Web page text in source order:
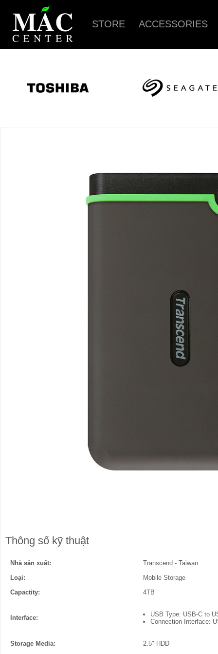
STORE ACCESSORIES
Thông số kỹ thuật
Nhà sản xuất:
Transcend - Taiwan
Loại:
Mobile Storage
Capactity:
4TB
Interface:
USB Type: USB-C to
Connection Interface:
Storage Media:
2.5" HDD